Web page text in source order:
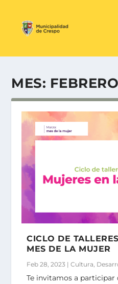
MES:
CICLO DE
MES DE LA MUJER
Feb 28, 2023 |Cultura
Te invitamos a participar